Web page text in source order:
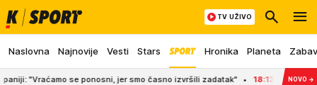
Naslovna Najnovije Vesti Stars Hronika Planeta
TV UŽIVO
"Vraćamo se ponosni, jer smo časno izvršili zadatak" 18:13 SRBIJA NE
NOVO →